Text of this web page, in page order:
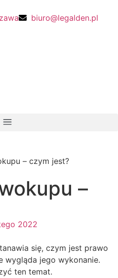
biuro@legalden.pl
– czym jest?
–
2022
się, czym jest prawo
wygląda jego wykonanie.
ten temat.